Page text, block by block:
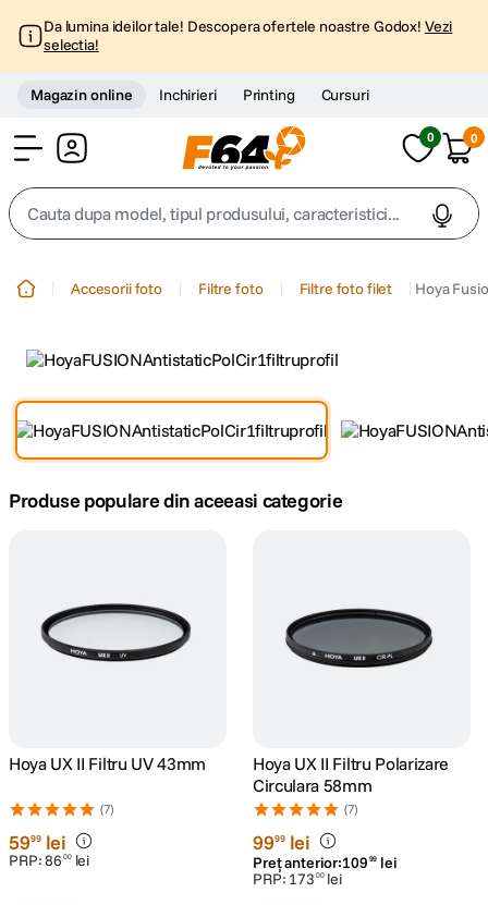
Da lumina ideilor tale! Descopera ofertele noastre Godox! Vezi
selectia!
Magazin online Inchirieri Printing Cursuri
0 0
Cauta dupa model, tipul produsului, caracteristici...
3. trepied telefon
7.
Accesorii foto Filtre foto Filtre foto filet Hoya
Produse populare din aceeasi categorie
Hoya UX II Filtru UV 43mm
(7)
5999 lei
PRP:86 00 lei
Hoya UX II Filtru Polarizare
Circulara 58mm
(7)
9999 lei
Preț anterior:109 99 lei
PRP: 173 00 lei